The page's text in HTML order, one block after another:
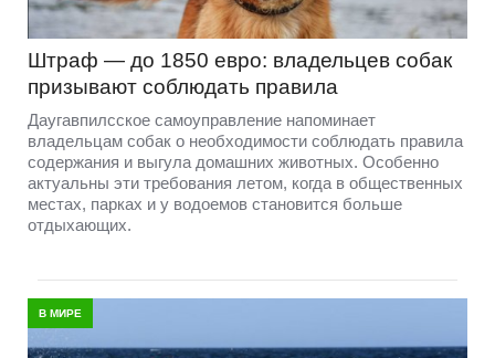
Штраф — до 1850 евро: владельцев собак
призывают соблюдать правила
Даугавпилсское самоуправление напоминает
владельцам собак о необходимости соблюдать правила
содержания и выгула домашних животных. Особенно
актуальны эти требования летом, когда в общественных
местах, парках и у водоемов становится больше
отдыхающих.
В МИРЕ